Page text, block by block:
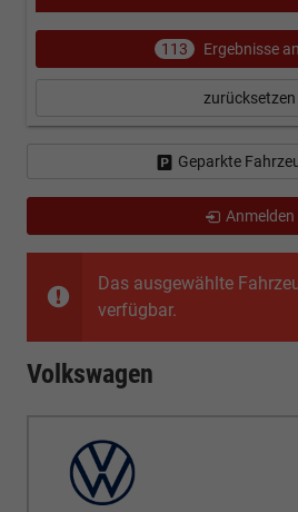
Das ausgewählte
verfügbar.
Volkswagen
113 Ergebnisse
zurücksetzen
Geparkte
Anmelden